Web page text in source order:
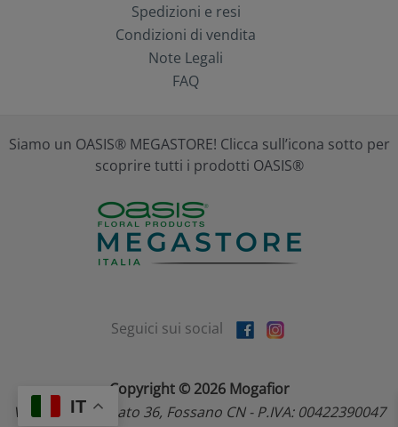
Spedizioni e resi
Condizioni di vendita
Note Legali
FAQ
Siamo un OASIS® MEGASTORE! Clicca sull’icona sotto per
scoprire tutti i prodotti OASIS®
Seguici sui social
Copyright © 2026 Mogafior
Via dell'Artigianato 36, Fossano CN - P.IVA: 00422390047
IT